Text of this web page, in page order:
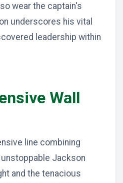
wear the captain's
underscores his vital
leadership within
Wall
line combining
Jackson
and the tenacious